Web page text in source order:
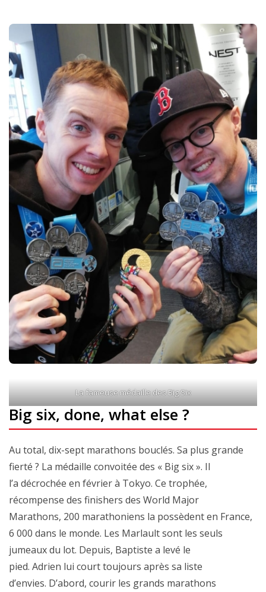
La fameuse médaille des Big Six
Big six, done, what else ?
Au total, dix-sept marathons bouclés. Sa plus grande
fierté ? La médaille convoitée des « Big six ». Il
l’a décrochée en février à Tokyo. Ce trophée,
récompense des finishers des World Major
Marathons, 200 marathoniens la possèdent en France,
6 000 dans le monde. Les Marlault sont les seuls
jumeaux du lot. Depuis, Baptiste a levé le
pied. Adrien lui court toujours après sa liste
d’envies. D’abord, courir les grands marathons